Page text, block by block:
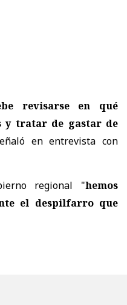
revisarse en qué
y tratar de gastar de
en entrevista con
regional "hemos
el despilfarro que